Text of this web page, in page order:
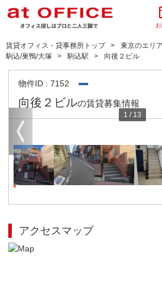
賃貸オフィス・貸事務所トップ 東京のエリ
駒込/巣鴨/大塚
駒込駅 向後２ビル
物件ID : 7152
向後２ビルの賃貸募集情報
1 / 13
アクセスマップ